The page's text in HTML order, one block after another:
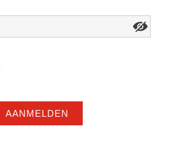
AANMELDEN